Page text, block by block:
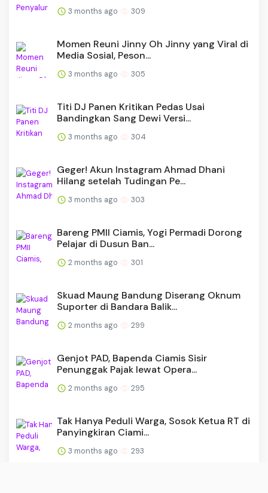
3 months ago 309
Momen Reuni Jinny Oh Jinny yang Viral di
Media Sosial, Peson...
3 months ago 305
Titi DJ Panen Kritikan Pedas Usai
Bandingkan Sang Dewi Versi...
3 months ago 304
Geger! Akun Instagram Ahmad Dhani
Hilang setelah Tudingan Pe...
3 months ago 303
Bareng PMII Ciamis, Yogi Permadi Dorong
Pelajar di Dusun Ban...
2 months ago 301
Skuad Maung Bandung Diserang Oknum
Suporter di Bandara Balik...
2 months ago 299
Genjot PAD, Bapenda Ciamis Sisir
Penunggak Pajak lewat Opera...
2 months ago 295
Tak Hanya Peduli Warga, Sosok Ketua RT di
Panyingkiran Ciami...
3 months ago 293